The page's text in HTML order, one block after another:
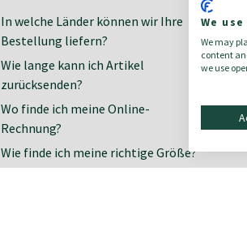
We
We may
content
we use
In welche Länder können wir Ihre
Bestellung liefern?
Wie lange kann ich Artikel
zurücksenden?
Wo finde ich meine Online-
Rechnung?
Wie finde ich meine richtige Größe?